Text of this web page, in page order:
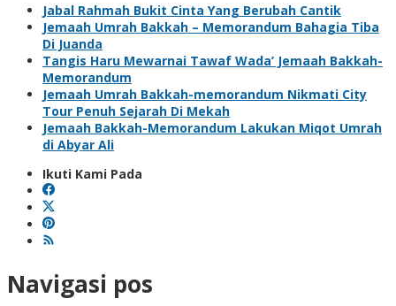
Jabal Rahmah Bukit Cinta Yang Berubah Cantik
Jemaah Umrah Bakkah – Memorandum Bahagia Tiba
Di Juanda
Tangis Haru Mewarnai Tawaf Wada’ Jemaah Bakkah-
Memorandum
Jemaah Umrah Bakkah-memorandum Nikmati City
Tour Penuh Sejarah Di Mekah
Jemaah Bakkah-Memorandum Lakukan Miqot Umrah
di Abyar Ali
Ikuti Kami Pada
Navigasi pos